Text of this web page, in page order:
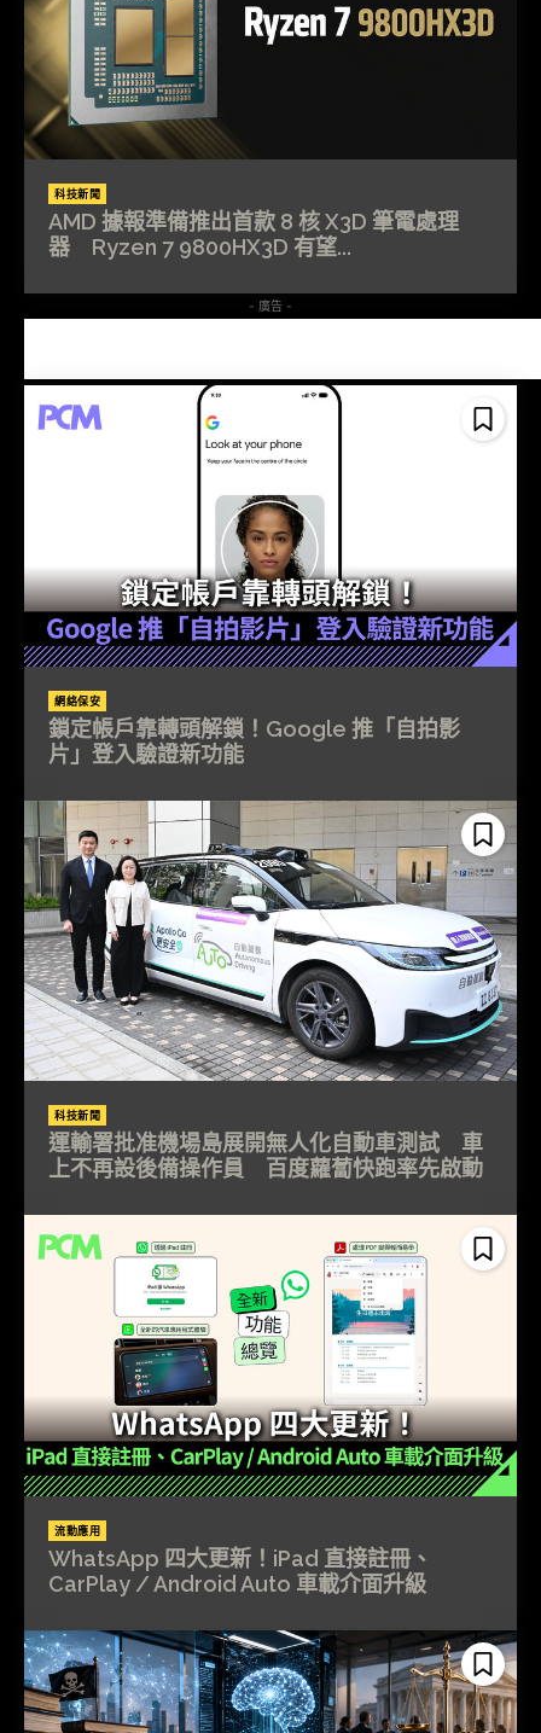
科技新聞
AMD 據報準備推出首款 8 核 X3D 筆電處理
器 Ryzen 7 9800HX3D 有望...
- 廣告 -
網絡保安
鎖定帳戶靠轉頭解鎖！Google 推「自拍影
片」登入驗證新功能
科技新聞
運輸署批准機場島展開無人化自動車測試 車
上不再設後備操作員 百度蘿蔔快跑率先啟動
流動應用
WhatsApp 四大更新！iPad 直接註冊、
CarPlay / Android Auto 車載介面升級